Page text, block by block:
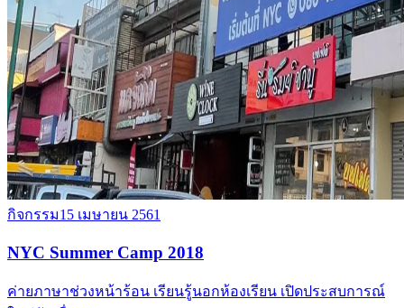
กิจกรรม15 เมษายน 2561
NYC Summer Camp 2018
ค่ายภาษาช่วงหน้าร้อน เรียนรู้นอกห้องเรียน เปิดประสบการณ์